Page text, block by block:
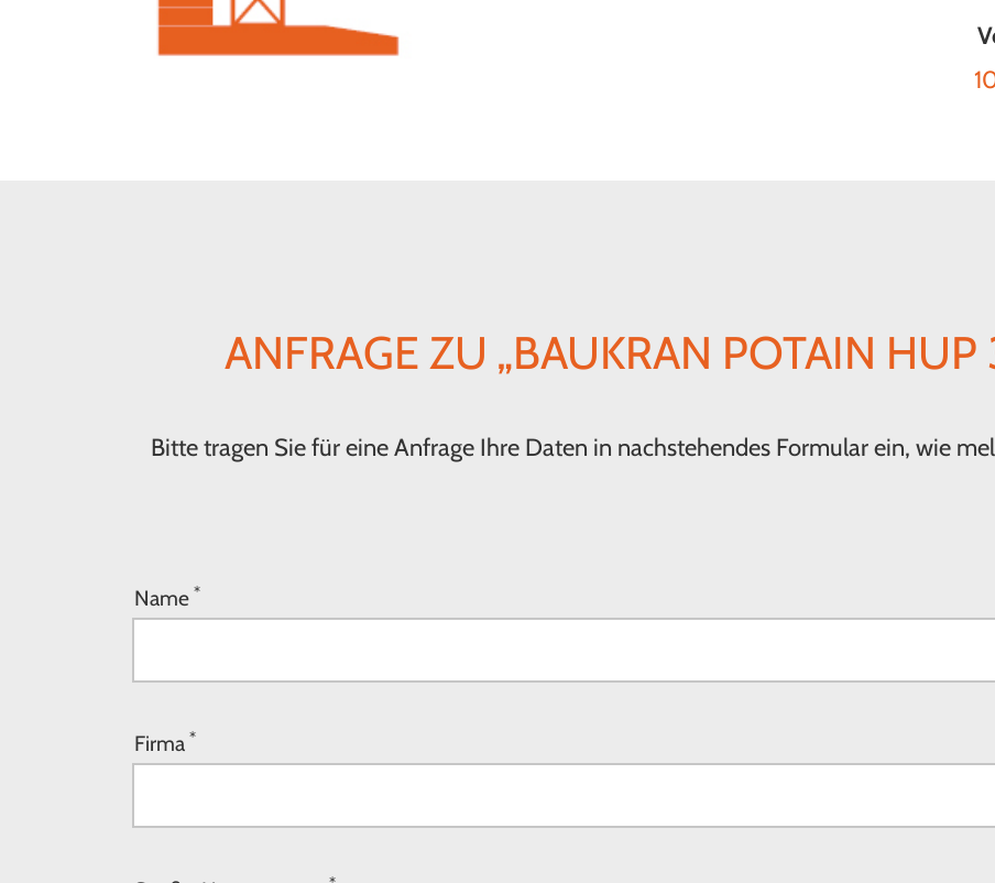
ANFRAGE ZU „BAUKRAN POTAIN
Bitte tragen Sie für eine Anfrage Ihre Daten in nachstehendes Formular ein, wie
Name*
Firma*